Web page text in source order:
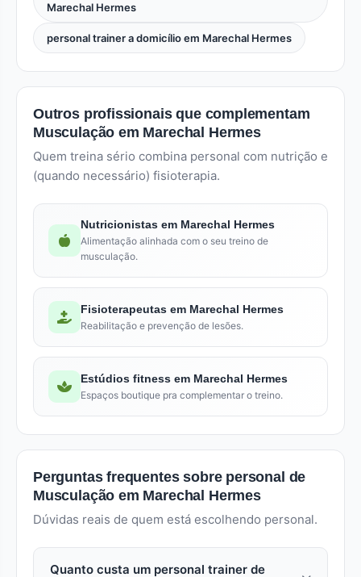
Marechal Hermes
personal trainer a domicílio em Marechal Hermes
Outros profissionais que complementam
Musculação em Marechal Hermes
Quem treina sério combina personal com nutrição e
(quando necessário) fisioterapia.
Nutricionistas em Marechal Hermes
Alimentação alinhada com o seu treino de
musculação.
Fisioterapeutas em Marechal Hermes
Reabilitação e prevenção de lesões.
Estúdios fitness em Marechal Hermes
Espaços boutique pra complementar o treino.
Perguntas frequentes sobre personal de
Musculação em Marechal Hermes
Dúvidas reais de quem está escolhendo personal.
Quanto custa um personal trainer de